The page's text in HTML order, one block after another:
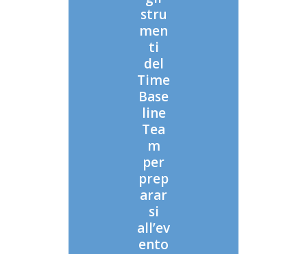
stru
men
ti
del
Time
Base
line
Tea
m
per
prep
arar
si
all’ev
ento